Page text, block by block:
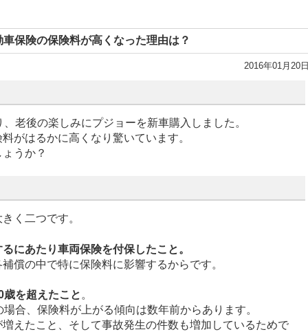
保険の保険料が高くなった理由は？
2016年01月20日
老後の楽しみにプジョーを新車購入しました。
がはるかに高くなり驚いています。
うか？
く二つです。
にあたり車両保険を付保したこと。
償の中で特に保険料に影響するからです。
を超えたこと 。
合、保険料が上がる傾向は数年前からあります。
えたこと、そして事故発生の件数も増加しているためで